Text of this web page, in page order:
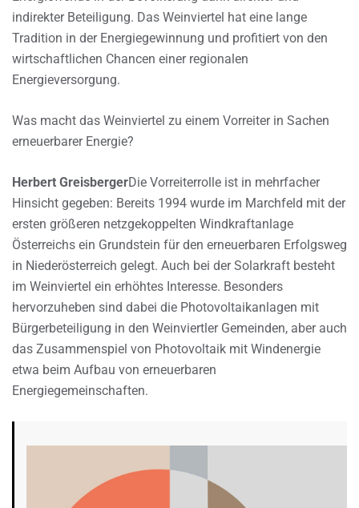
indirekter Beteiligung. Das Weinviertel hat eine lange
Tradition in der Energiegewinnung und profitiert von den
wirtschaftlichen Chancen einer regionalen
Energieversorgung.
Was macht das Weinviertel zu einem Vorreiter in Sachen
erneuerbarer Energie?
Herbert GreisbergerDie Vorreiterrolle ist in mehrfacher
Hinsicht gegeben: Bereits 1994 wurde im Marchfeld mit der
ersten größeren netzgekoppelten Windkraftanlage
Österreichs ein Grundstein für den erneuerbaren Erfolgsweg
in Niederösterreich gelegt. Auch bei der Solarkraft besteht
im Weinviertel ein erhöhtes Interesse. Besonders
hervorzuheben sind dabei die Photovoltaikanlagen mit
Bürgerbeteiligung in den Weinviertler Gemeinden, aber auch
das Zusammenspiel von Photovoltaik mit Windenergie
etwa beim Aufbau von erneuerbaren
Energiegemeinschaften.